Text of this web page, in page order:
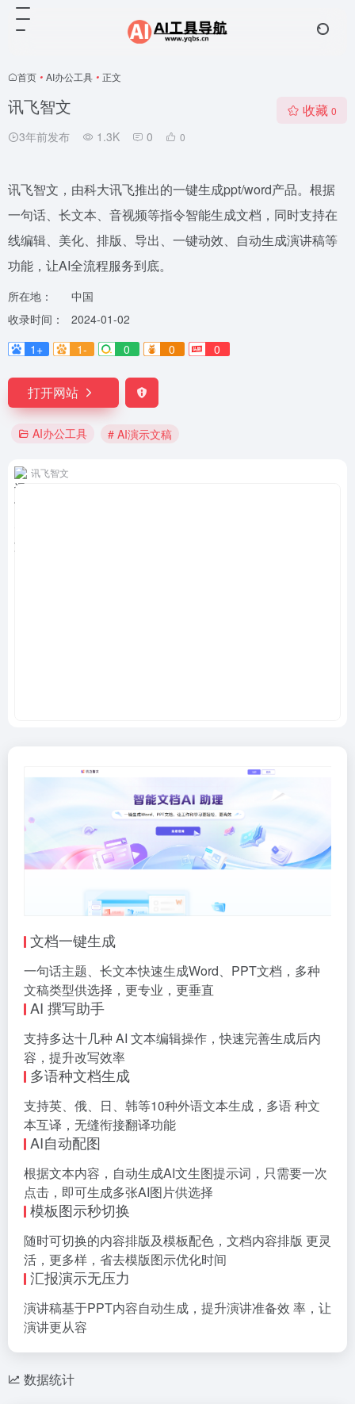
首页 • AI办公工具 • 正文
讯飞智文
3年前发布 1.3K 0 0
收藏 0
讯飞智文，由科大讯飞推出的一键生成ppt/word产品。根据
一句话、长文本、音视频等指令智能生成文档，同时支持在
线编辑、美化、排版、导出、一键动效、自动生成演讲稿等
功能，让AI全流程服务到底。
所在地：
中国
收录时间：
2024-01-02
1+
1- 0 0 0
打开网站
AI办公工具 # AI演示文稿
讯飞智文
文档一键生成
一句话主题、长文本快速生成Word、PPT文档，多种
文稿类型供选择，更专业，更垂直
AI 撰写助手
支持多达十几种 AI 文本编辑操作，快速完善生成后内
容，提升改写效率
多语种文档生成
支持英、俄、日、韩等10种外语文本生成，多语 种文
本互译，无缝衔接翻译功能
AI自动配图
根据文本内容，自动生成AI文生图提示词，只需要一次
点击，即可生成多张AI图片供选择
模板图示秒切换
随时可切换的内容排版及模板配色，文档内容排版 更灵
活，更多样，省去模版图示优化时间
汇报演示无压力
演讲稿基于PPT内容自动生成，提升演讲准备效 率，让
演讲更从容
数据统计